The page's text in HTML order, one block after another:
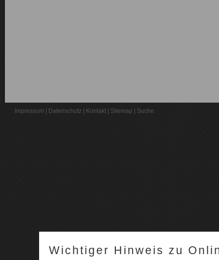
Impressum Datenschutz Kontakt Sitemap Suche
Wichtiger Hinweis zu